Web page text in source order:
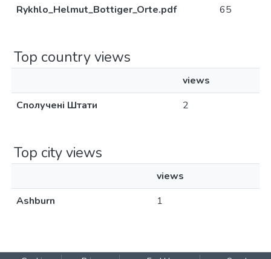
Rykhlo_Helmut_Bottiger_Orte.pdf
65
Top country views
views
Сполучені Штати
2
Top city views
views
Ashburn
1